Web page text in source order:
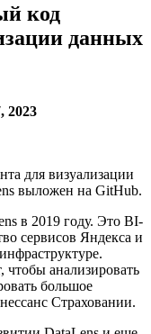
код
данных
2023
для визуализации
выложен на GitHub.
в 2019 году. Это BI-
сервисов Яндекса и
анализировать
большое
Страховании.